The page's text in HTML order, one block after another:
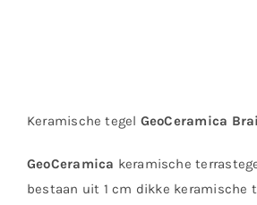
Keramische tegel GeoCeramica
GeoCeramica keramische
bestaan uit 1 cm dikke keramische